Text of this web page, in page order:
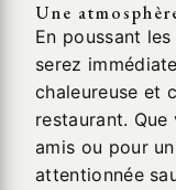
Une
En poussant
serez
chaleureuse et
restaurant.
amis ou pour
attentionnée